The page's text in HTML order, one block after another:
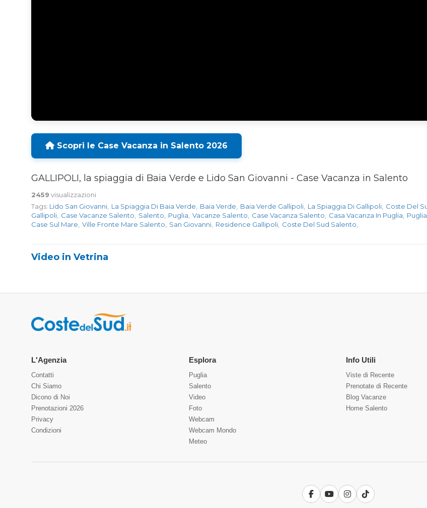
Scopri le Case Vacanza in Salento 2026
GALLIPOLI, la spiaggia di Baia Verde e Lido San Giovanni - Case Vacanza in Salento
2459 visualizzazioni
Tags: Lido San Giovanni, La Spiaggia Di Baia Verde, Baia Verde, Baia Verde Gallipoli, La Spiaggia Di Gallipoli, Coste Del
Gallipoli, Case Vacanze Salento, Salento, Puglia, Vacanze Salento, Case Vacanza Salento, Casa Vacanza In Puglia,
Case Sul Mare, Ville Fronte Mare Salento, San Giovanni, Residence Gallipoli, Coste Del Sud Salento,
Video in Vetrina
L'Agenzia
Contatti
Chi Siamo
Dicono di Noi
Prenotazioni 2026
Privacy
Condizioni
Esplora
Puglia
Salento
Video
Foto
Webcam
Webcam Mondo
Meteo
Info Utili
Viste di Recente
Prenotate di Recente
Blog Vacanze
Home Salento
Facebook
YouTubeInstagram
TikTok